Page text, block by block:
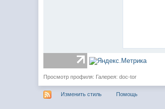
Просмотр профиля: Галерея: doc-tor
Изменить стиль Помощь